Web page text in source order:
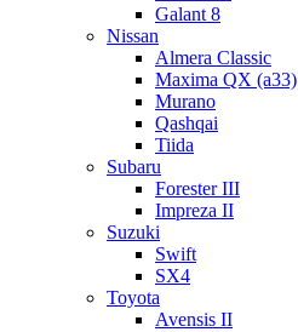
Galant 8
Nissan
Almera Classic
Maxima QX (a33)
Murano
Qashqai
Tiida
Subaru
Forester III
Impreza II
Suzuki
Swift
SX4
Toyota
Avensis II